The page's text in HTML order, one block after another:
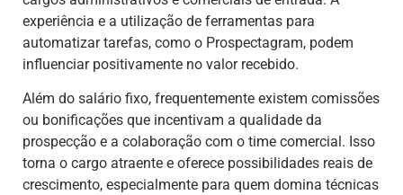
experiência e a utilização de ferramentas para
automatizar tarefas, como o Prospectagram, podem
influenciar positivamente no valor recebido.
Além do salário fixo, frequentemente existem comissões
ou bonificações que incentivam a qualidade da
prospecção e a colaboração com o time comercial. Isso
torna o cargo atraente e oferece possibilidades reais de
crescimento, especialmente para quem domina técnicas